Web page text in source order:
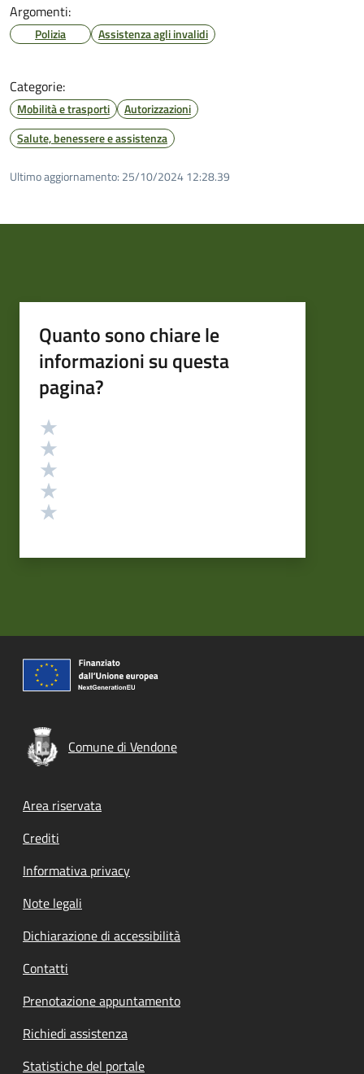
Argomenti:
Polizia Assistenza agli invalidi
Categorie:
Mobilità e trasporti
Autorizzazioni
Salute, benessere e assistenza
Ultimo aggiornamento: 25/10/2024 12:28.39
Quanto sono chiare le
informazioni su questa
pagina?
Valutazione
Comune di Vendone
Footer menu
Area riservata
Crediti
Informativa privacy
Note legali
Dichiarazione di accessibilità
Contatti
Prenotazione appuntamento
Richiedi assistenza
Statistiche del portale